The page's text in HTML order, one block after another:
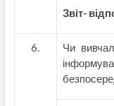
Звіт-
Чи